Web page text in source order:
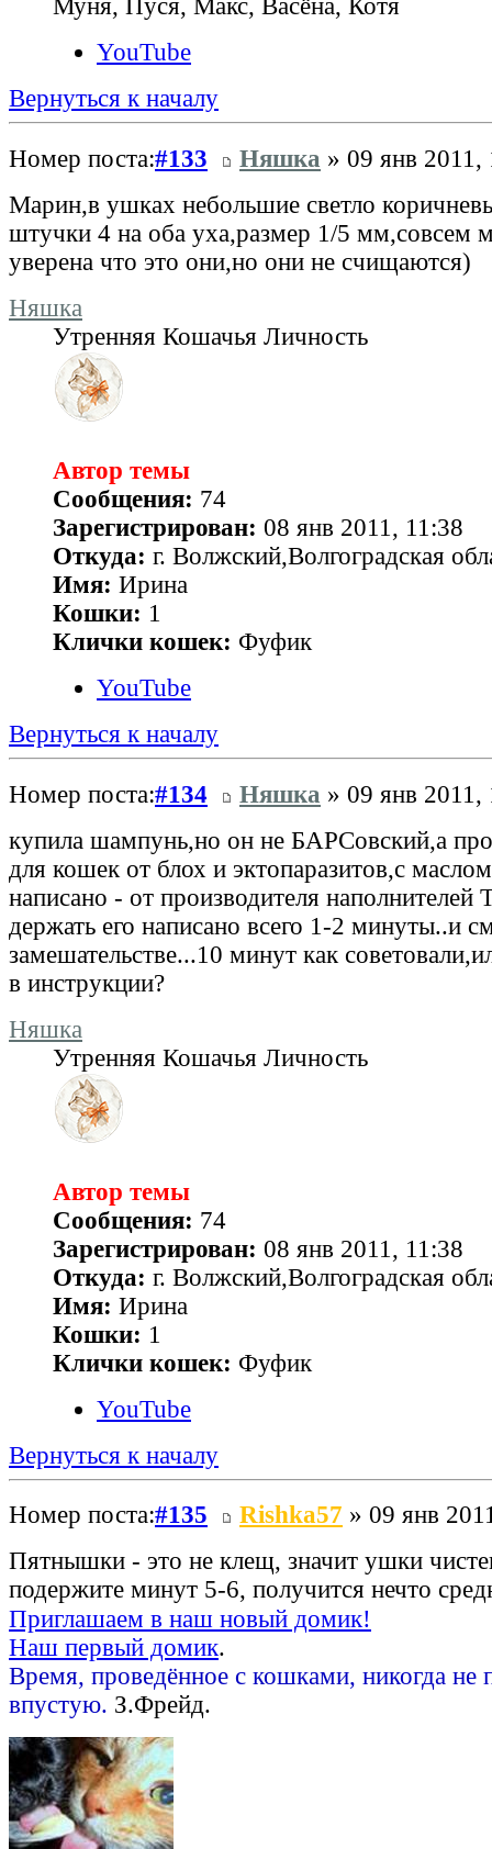
Муня, Пуся, Макс, Васёна, Котя
YouTube
Вернуться к началу
Номер поста:#133 Няшка » 09 янв 2011,
Марин,в ушках небольшие светло
штучки 4 на оба уха,размер 1/5 мм,совсем
уверена что это они,но они не счищаются)
Няшка
Утренняя Кошачья Личность
Автор темы
Сообщения: 74
Зарегистрирован: 08 янв 2011, 11:38
Откуда: г. Волжский,Волгоградская
Имя: Ирина
Кошки: 1
Клички кошек: Фуфик
YouTube
Вернуться к началу
Номер поста:#134 Няшка » 09 янв 2011,
купила шампунь,но он не БАРСовский,а
для кошек от блох и эктопаразитов,с
написано - от производителя
держать его написано всего 1-2 минуты..и
замешательстве...10 минут как
в инструкции?
Няшка
Утренняя Кошачья Личность
Автор темы
Сообщения: 74
Зарегистрирован: 08 янв 2011, 11:38
Откуда: г. Волжский,Волгоградская
Имя: Ирина
Кошки: 1
Клички кошек: Фуфик
YouTube
Вернуться к началу
Номер поста:#135 Rishka57 » 09 янв
Пятнышки - это не клещ, значит ушки
подержите минут 5-6, получится нечто
Приглашаем в наш новый домик!
Наш первый домик.
Время, проведённое с кошками, никогда не
впустую. З.Фрейд.